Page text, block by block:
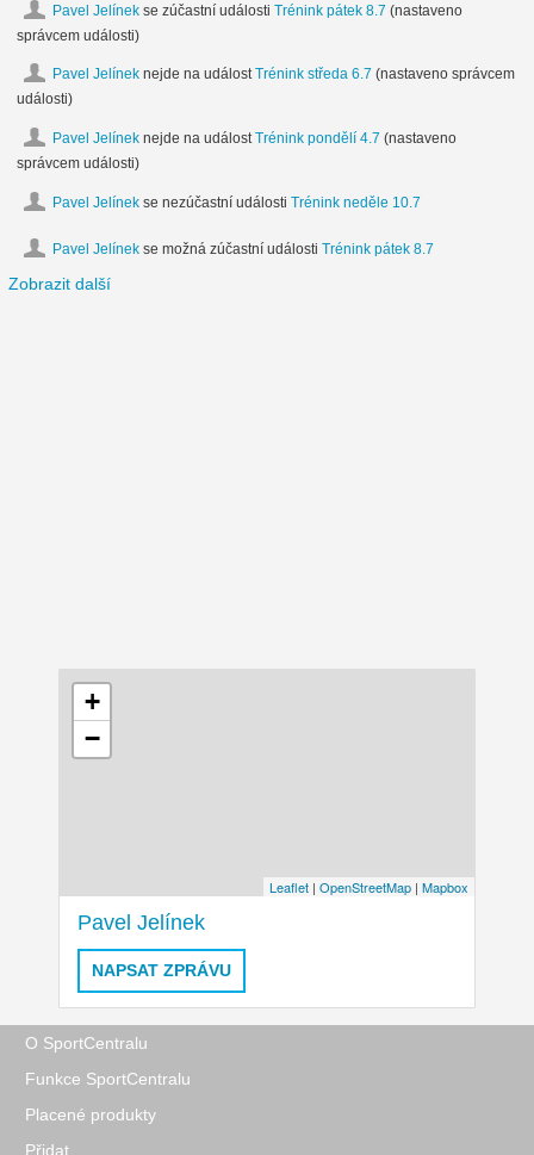
Pavel Jelínek se zúčastní události Trénink pátek 8.7 (nastaveno
správcem události)
Pavel Jelínek nejde na událostTrénink středa 6.7 (nastaveno správcem
události)
Pavel Jelínek nejde na událostTrénink pondělí 4.7 (nastaveno
správcem události)
Pavel Jelínek se nezúčastní události Trénink neděle 10.7
Pavel Jelínek se možná zúčastní události Trénink pátek 8.7
Zobrazit další
+
−
Leaflet | OpenStreetMap | Mapbox
Pavel Jelínek
NAPSAT ZPRÁVU
O SportCentralu
Funkce SportCentralu
Placené produkty
Přidat